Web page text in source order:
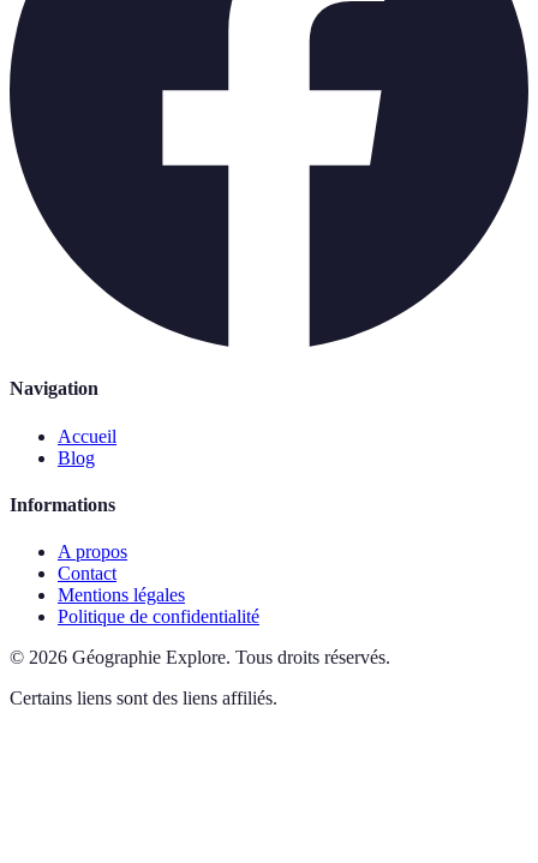
Navigation
Accueil
Blog
Informations
A propos
Contact
Mentions légales
Politique de confidentialité
© 2026 Géographie Explore. Tous droits réservés.
Certains liens sont des liens affiliés.